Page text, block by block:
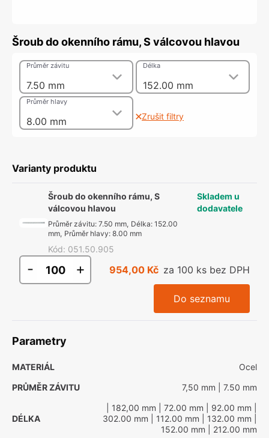
Šroub do okenního rámu, S válcovou hlavou
7.50 mm
Průměr závitu
152.00 mm
Délka
8.00 mm
Průměr hlavy
Zrušit filtry
Varianty produktu
Šroub do okenního rámu, S
válcovou hlavou
Průměr závitu:7.50 mm, Délka:152.00
mm, Průměr hlavy:8.00 mm
Kód: 051.50.905
Skladem u
dodavatele
- + 954,00 Kč za 100 ks bez DPH
Do seznamu
Parametry
MATERIÁL
Ocel
PRŮMĚR ZÁVITU
7,50 mm | 7.50 mm
DÉLKA
| 182,00 mm | 72.00 mm | 92.00 mm
302.00 mm | 112.00 mm | 132.00 mm
152.00 mm | 212.00 mm